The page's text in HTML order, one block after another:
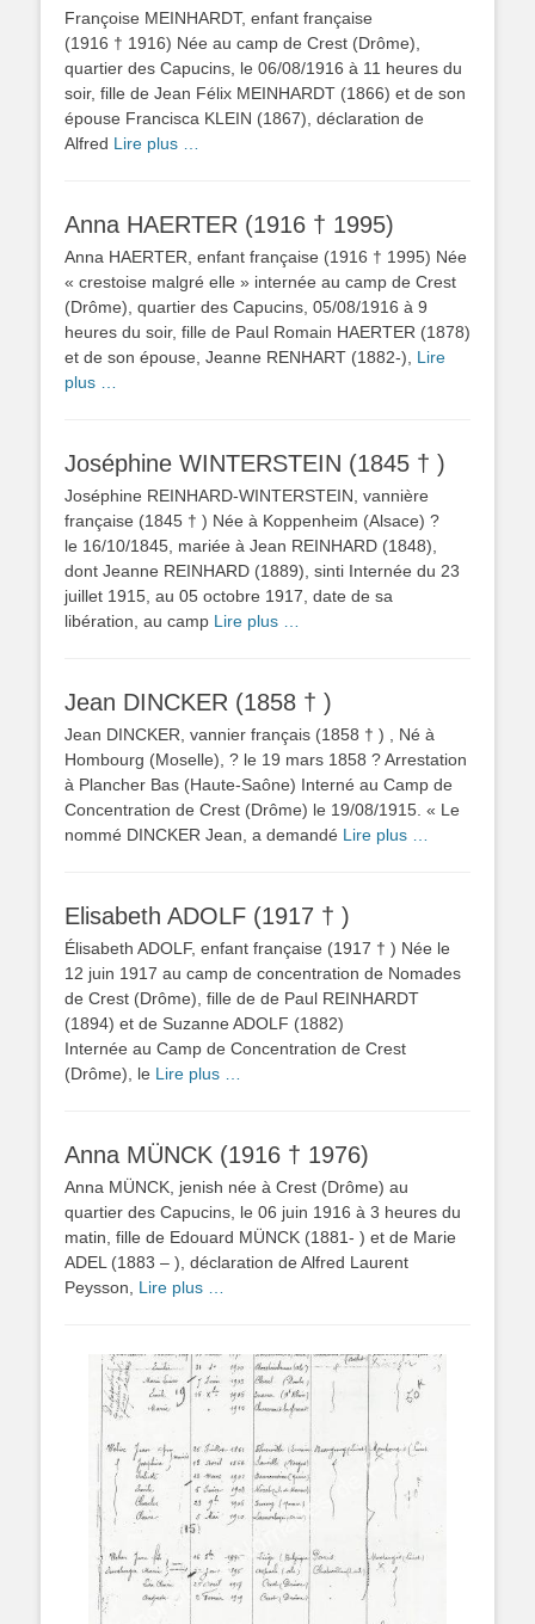
Françoise MEINHARDT, enfant française
(1916 † 1916) Née au camp de Crest (Drôme),
quartier des Capucins, le 06/08/1916 à 11 heures du
soir, fille de Jean Félix MEINHARDT (1866) et de son
épouse Francisca KLEIN (1867), déclaration de
Alfred Lire plus …
Anna HAERTER (1916 † 1995)
Anna HAERTER, enfant française (1916 † 1995) Née
« crestoise malgré elle » internée au camp de Crest
(Drôme), quartier des Capucins, 05/08/1916 à 9
heures du soir, fille de Paul Romain HAERTER (1878)
et de son épouse, Jeanne RENHART (1882-), Lire
plus …
Joséphine WINTERSTEIN (1845 † )
Joséphine REINHARD-WINTERSTEIN, vannière
française (1845 † ) Née à Koppenheim (Alsace) ?
le 16/10/1845, mariée à Jean REINHARD (1848),
dont Jeanne REINHARD (1889), sinti Internée du 23
juillet 1915, au 05 octobre 1917, date de sa
libération, au camp Lire plus …
Jean DINCKER (1858 † )
Jean DINCKER, vannier français (1858 † ) , Né à
Hombourg (Moselle), ? le 19 mars 1858 ? Arrestation
à Plancher Bas (Haute-Saône) Interné au Camp de
Concentration de Crest (Drôme) le 19/08/1915. « Le
nommé DINCKER Jean, a demandé Lire plus …
Elisabeth ADOLF (1917 † )
Élisabeth ADOLF, enfant française (1917 † ) Née le
12 juin 1917 au camp de concentration de Nomades
de Crest (Drôme), fille de de Paul REINHARDT
(1894) et de Suzanne ADOLF (1882)
Internée au Camp de Concentration de Crest
(Drôme), le Lire plus …
Anna MÜNCK (1916 † 1976)
Anna MÜNCK, jenish née à Crest (Drôme) au
quartier des Capucins, le 06 juin 1916 à 3 heures du
matin, fille de Edouard MÜNCK (1881- ) et de Marie
ADEL (1883 – ), déclaration de Alfred Laurent
Peysson, Lire plus …